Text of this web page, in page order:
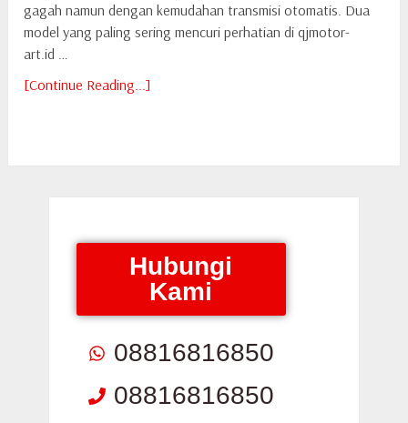
gagah namun dengan kemudahan transmisi otomatis. Dua
model yang paling sering mencuri perhatian di qjmotor-
art.id …
[Continue Reading...]
Hubungi
Kami
08816816850
08816816850